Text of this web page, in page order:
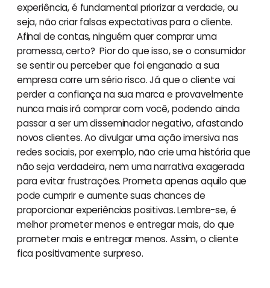
experiência, é fundamental priorizar a verdade, ou
seja, não criar falsas expectativas para o cliente.
Afinal de contas, ninguém quer comprar uma
promessa, certo? Pior do que isso, se o consumidor
se sentir ou perceber que foi enganado a sua
empresa corre um sério risco. Já que o cliente vai
perder a confiança na sua marca e provavelmente
nunca mais irá comprar com você, podendo ainda
passar a ser um disseminador negativo, afastando
novos clientes. Ao divulgar uma ação imersiva nas
redes sociais, por exemplo, não crie uma história que
não seja verdadeira, nem uma narrativa exagerada
para evitar frustrações. Prometa apenas aquilo que
pode cumprir e aumente suas chances de
proporcionar experiências positivas. Lembre-se, é
melhor prometer menos e entregar mais, do que
prometer mais e entregar menos. Assim, o cliente
fica positivamente surpreso.